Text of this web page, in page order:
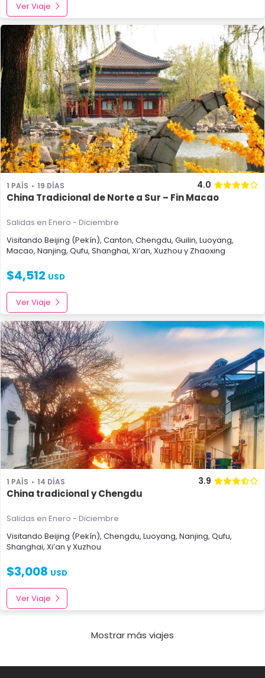
Ver Viaje
1 PAÍS 19 DÍAS 4.0
China Tradicional de Norte a Sur – Fin Macao
Salidas en Enero - Diciembre
Visitando Beijing (Pekín), Canton, Chengdu, Guilin, Luoyang,
Macao, Nanjing, Qufu, Shanghai, Xi’an, Xuzhou y Zhaoxing
$4,512 USD
Ver Viaje
1 PAÍS 14 DÍAS 3.9
China tradicional y Chengdu
Salidas en Enero - Diciembre
Visitando Beijing (Pekín), Chengdu, Luoyang, Nanjing, Qufu,
Shanghai, Xi’an yXuzhou
$3,008 USD
Ver Viaje
Mostrar más viajes